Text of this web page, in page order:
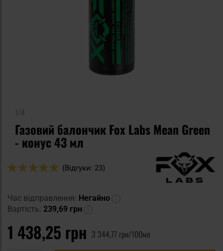
Газовий балончик Fox Labs Mean Green
- конус 43 мл
Оцінка:
(Відгуки: 23)
Час відправлення: Негайно
Вартість: 239,69 грн
1 438,25 грн 3 344,77 грн/100мл